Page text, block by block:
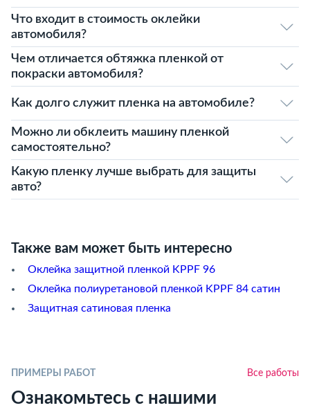
Что входит в стоимость оклейки
автомобиля?
Чем отличается обтяжка пленкой от
покраски автомобиля?
Как долго служит пленка на автомобиле?
Можно ли обклеить машину пленкой
самостоятельно?
Какую пленку лучше выбрать для защиты
авто?
Также вам может быть интересно
Оклейка защитной пленкой KPPF 96
Оклейка полиуретановой пленкой KPPF 84 сатин
Защитная сатиновая пленка
ПРИМЕРЫ РАБОТ Все работы
Ознакомьтесь с нашими